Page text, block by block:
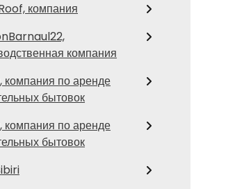
компания
компания
компания по аренде
бытовок
компания по аренде
бытовок